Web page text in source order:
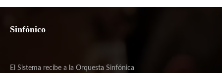
Sinfónico
El Sistema recibe a la Orquesta Sinfónica